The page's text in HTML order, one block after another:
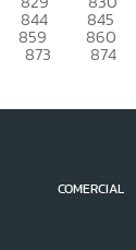
844 845
859 860
873 874
COMERCIAL